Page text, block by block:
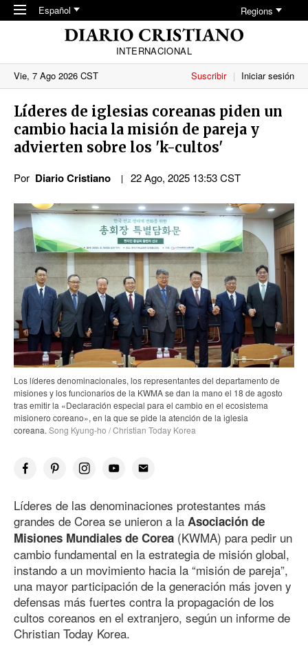
Skip to main content
Español Regions
INTERNACIONAL
Vie, 7 Ago 2026 CST
Suscribir Iniciar sesión
Líderes de iglesias coreanas piden un
cambio hacia la misión de pareja y
advierten sobre los 'k-cultos'
Por Diario Cristiano 22 Ago, 2025 13:53 CST
Los líderes denominacionales, los representantes del departamento de
misiones y los funcionarios de la KWMA se dan la mano el 18 de agosto
tras emitir la «Declaración especial para el cambio en el ecosistema
misionero coreano», en la que se pide la atención de la iglesia
coreana. Song Kyung-ho / Christian Today Korea
Líderes de las denominaciones protestantes más
grandes de Corea se unieron a la Asociación de
Misiones Mundiales de Corea (KWMA) para pedir un
cambio fundamental en la estrategia de misión global,
instando a un movimiento hacia la “misión de pareja”,
una mayor participación de la generación más joven y
defensas más fuertes contra la propagación de los
cultos coreanos en el extranjero, según un informe de
Christian Today Korea.